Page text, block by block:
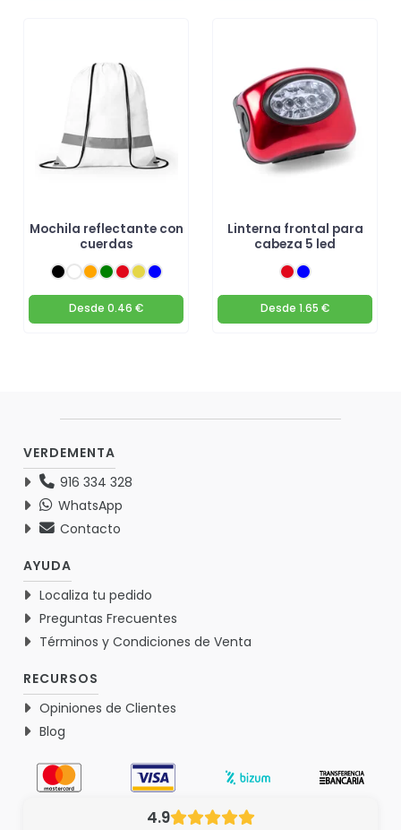
Mochila reflectante con
cuerdas
Desde 0.46 €
Linterna frontal para
cabeza 5 led
Desde 1.65 €
VERDEMENTA
916 334 328
WhatsApp
Contacto
AYUDA
Localiza tu pedido
Preguntas Frecuentes
Términos y Condiciones de Venta
RECURSOS
Opiniones de Clientes
Blog
4.9